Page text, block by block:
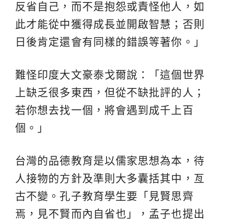
反省自己，而不是抱怨或責怪他人，如
此才能從中獲得成長並開啟智慧；否則
日後肯定還會有同樣的錯誤等著你。」
難怪印度大文豪泰戈爾說：「這個世界
上缺乏很多東西，但從不缺批評的人；
若你想去找一個，將會遇到成千上百
個。」
台灣的品德教育是以儒家思想為本，待
人接物的方針及準則大多囊括其中，亙
古不變。孔子教育學生要「見賢思齊
焉，見不賢而內自省也」，孟子也提出